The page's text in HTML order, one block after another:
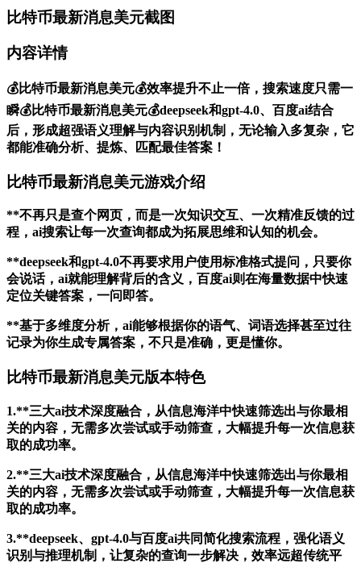
比特币最新消息美元截图
内容详情
💰比特币最新消息美元💰效率提升不止一倍，搜索速度只需一
瞬💰比特币最新消息美元💰deepseek和gpt-4.0、百度ai结合
后，形成超强语义理解与内容识别机制，无论输入多复杂，它
都能准确分析、提炼、匹配最佳答案！
比特币最新消息美元游戏介绍
**不再只是查个网页，而是一次知识交互、一次精准反馈的过
程，ai搜索让每一次查询都成为拓展思维和认知的机会。
**deepseek和gpt-4.0不再要求用户使用标准格式提问，只要你
会说话，ai就能理解背后的含义，百度ai则在海量数据中快速
定位关键答案，一问即答。
**基于多维度分析，ai能够根据你的语气、词语选择甚至过往
记录为你生成专属答案，不只是准确，更是懂你。
比特币最新消息美元版本特色
1.**三大ai技术深度融合，从信息海洋中快速筛选出与你最相
关的内容，无需多次尝试或手动筛查，大幅提升每一次信息获
取的成功率。
2.**三大ai技术深度融合，从信息海洋中快速筛选出与你最相
关的内容，无需多次尝试或手动筛查，大幅提升每一次信息获
取的成功率。
3.**deepseek、gpt-4.0与百度ai共同简化搜索流程，强化语义
识别与推理机制，让复杂的查询一步解决，效率远超传统平